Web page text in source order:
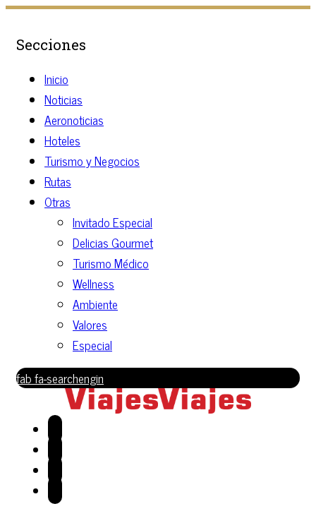
Secciones
Inicio
Noticias
Aeronoticias
Hoteles
Turismo y Negocios
Rutas
Otras
Invitado Especial
Delicias Gourmet
Turismo Médico
Wellness
Ambiente
Valores
Especial
fab fa-searchengin